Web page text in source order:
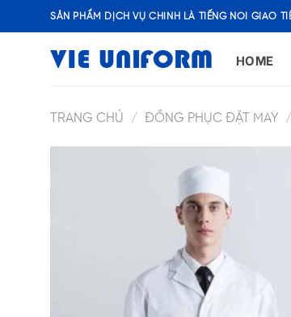
to
SẢN PHẨM DỊCH VỤ CHÍNH LÀ TIẾNG NÓI GIAO
HOME
TRANG CHỦ / ĐỒNG PHỤC ĐẶT MAY /